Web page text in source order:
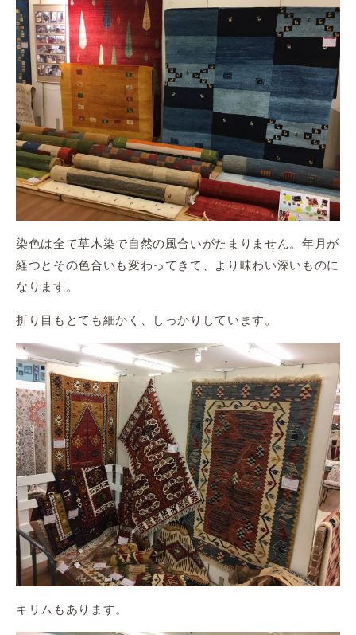
染色は全て草木染で自然の風合いがたまりません。年月が
経つとその色合いも変わってきて、より味わい深いものに
なります。
折り目もとても細かく、しっかりしています。
キリムもあります。